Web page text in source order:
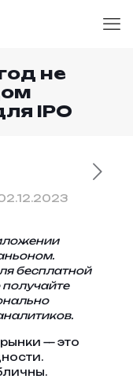
не
IPO
бесплатной
— это